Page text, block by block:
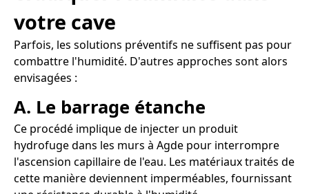
votre cave
Parfois, les solutions préventifs ne suffisent pas pour
combattre l'humidité. D'autres approches sont alors
envisagées :
A. Le barrage étanche
Ce procédé implique de injecter un produit
hydrofuge dans les murs à Agde pour interrompre
l'ascension capillaire de l'eau. Les matériaux traités de
cette manière deviennent imperméables, fournissant